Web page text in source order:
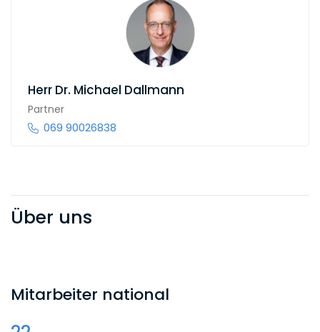
Herr Dr. Michael Dallmann
Partner
069 90026838
Über uns
Mitarbeiter national